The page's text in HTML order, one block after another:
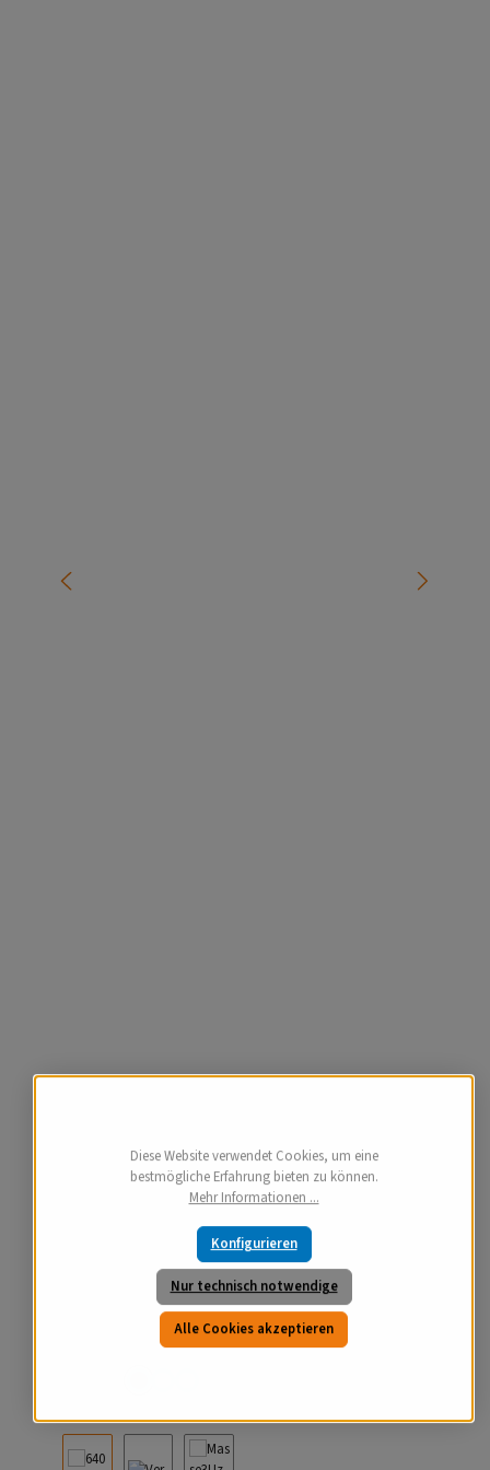
Diese Website verwendet Cookies, um eine
bestmögliche Erfahrung bieten zu können.
Mehr Informationen ...
Nur technisch notwendige
Konfigurieren
Alle Cookies akzeptieren